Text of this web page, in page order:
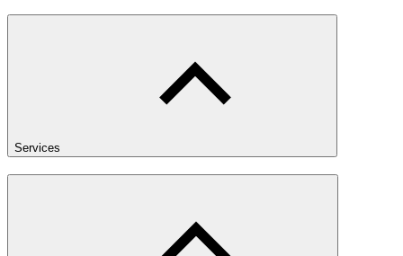
Services